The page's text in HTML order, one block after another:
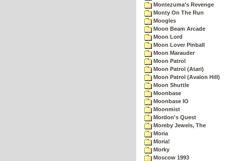
Montezuma's Revenge
Monty On The Run
Moogles
Moon Beam Arcade
Moon Lord
Moon Lover Pinball
Moon Marauder
Moon Patrol
Moon Patrol (Atari)
Moon Patrol (Avalon Hill)
Moon Shuttle
Moonbase
Moonbase IO
Moonmist
Mordon's Quest
Moreby Jewels, The
Moria
Moria!
Morky
Moscow 1993